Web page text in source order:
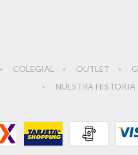
COLEGIAL OUTLET
NUESTRA HISTORIA